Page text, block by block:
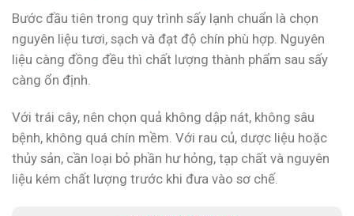
Bước đầu tiên trong quy trình sấy lạnh chuẩn là chọn
nguyên liệu tươi, sạch và đạt độ chín phù hợp. Nguyên
liệu càng đồng đều thì chất lượng thành phẩm sau sấy
càng ổn định.
Với trái cây, nên chọn quả không dập nát, không sâu
bệnh, không quá chín mềm. Với rau củ, dược liệu hoặc
thủy sản, cần loại bỏ phần hư hỏng, tạp chất và nguyên
liệu kém chất lượng trước khi đưa vào sơ chế.